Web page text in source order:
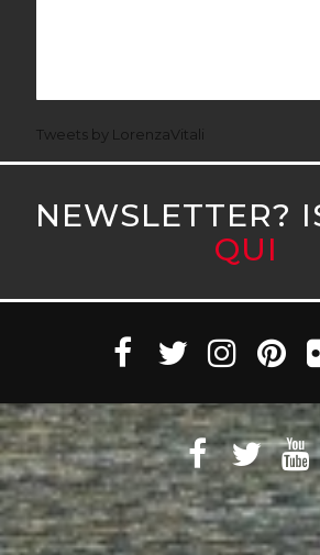
Tweets by LorenzaVitali
NEWSLETTER?
QUI